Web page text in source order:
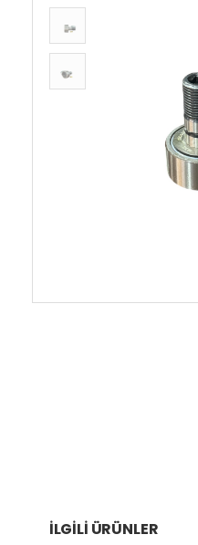
İLGILI ÜRÜNLER